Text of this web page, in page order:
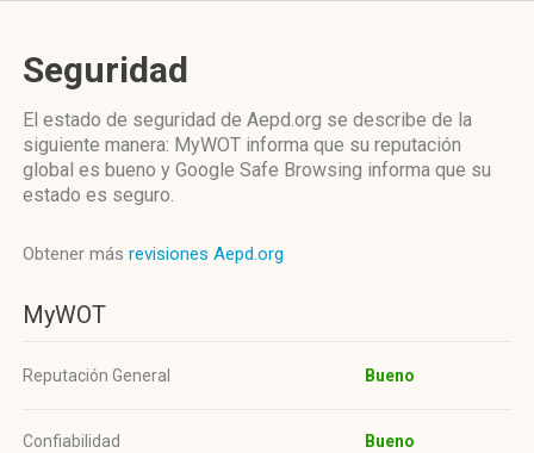
Seguridad
El estado de seguridad de Aepd.org se describe de la
siguiente manera: MyWOT informa que su reputación
global es bueno y Google Safe Browsing informa que su
estado es seguro.
Obtener más revisiones Aepd.org
MyWOT
Reputación General Bueno
Confiabilidad
Bueno